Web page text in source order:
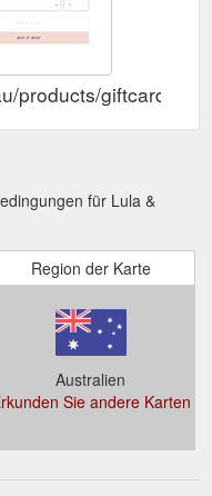
products/giftcard
für Lula &
Region der Karte
Australien
Sie andere Karten